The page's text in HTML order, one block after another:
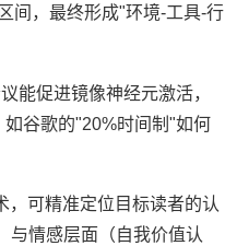
间，最终形成"环境-工具-行
能促进镜像神经元激活，
谷歌的"20%时间制"如何
，可精准定位目标读者的认
与情感层面（自我价值认